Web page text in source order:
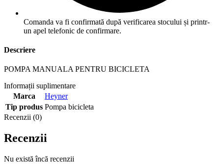
Comanda va fi confirmată după verificarea stocului și printr-
un apel telefonic de confirmare.
Descriere
POMPA MANUALA PENTRU BICICLETA
Informații suplimentare
Marca
Heyner
Tip produs Pompa bicicleta
Recenzii (0)
Recenzii
Nu există încă recenzii